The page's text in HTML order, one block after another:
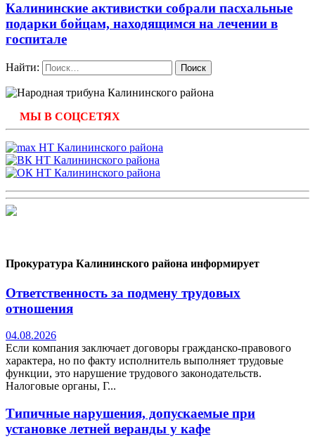
Калининские активистки собрали пасхальные
подарки бойцам, находящимся на лечении в
госпитале
Найти:
МЫ В СОЦСЕТЯХ
Прокуратура Калининского района информирует
Ответственность за подмену трудовых
отношения
04.08.2026
Если компания заключает договоры гражданско-правового
характера, но по факту исполнитель выполняет трудовые
функции, это нарушение трудового законодательств.
Налоговые органы, Г...
Типичные нарушения, допускаемые при
установке летней веранды у кафе